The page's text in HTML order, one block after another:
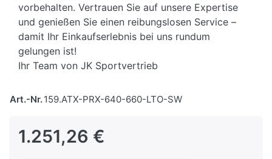
vorbehalten. Vertrauen Sie auf unsere Expertise
und genießen Sie einen reibungslosen Service –
damit Ihr Einkaufserlebnis bei uns rundum
gelungen ist!
Ihr Team von JK Sportvertrieb
Art.-Nr.159.ATX-PRX-640-660-LTO-SW
1.251,26 €